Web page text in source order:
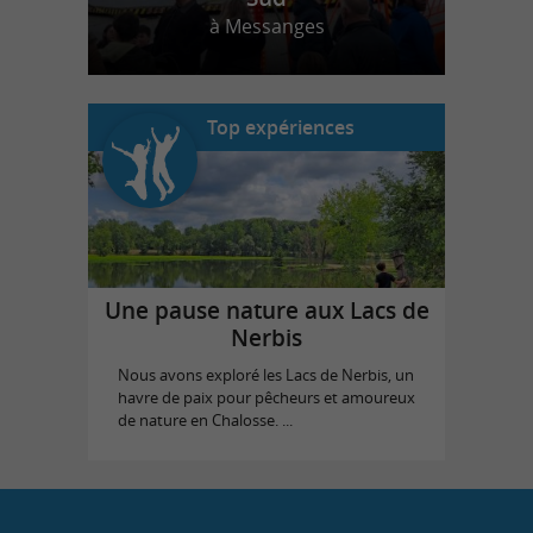
à Messanges
Top expériences
Une pause nature aux Lacs de
Nerbis
Nous avons exploré les Lacs de Nerbis, un
havre de paix pour pêcheurs et amoureux
de nature en Chalosse. ...